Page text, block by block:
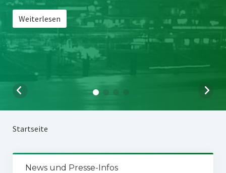
Weiterlesen
Startseite
News und Presse-Infos